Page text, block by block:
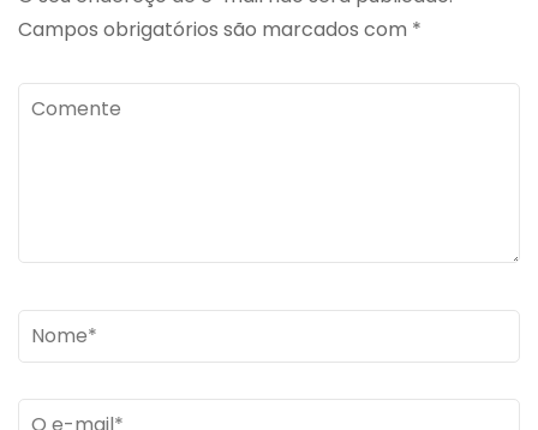
Campos obrigatórios são marcados com *
Comente
Name*
Email *